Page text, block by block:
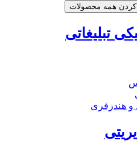
کردن همه محصولات
تبلیغاتی
هندزفری